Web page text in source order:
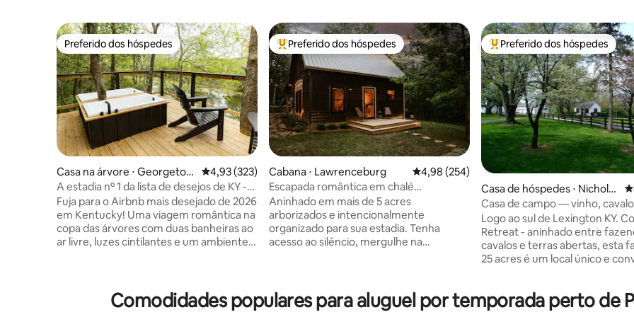
Preferido dos hóspedes
Preferido dos hóspedes
Casa na árvore ⋅ Georgetow
n
4,93 de uma avaliação média de 5, 323 avaliações
4,93 (323)
A estadia nº 1 da lista de desejos de KY -
Casa na árvore e banheiras ao ar livre
Fuja para o Airbnb mais desejado de 2026
em Kentucky! Uma viagem romântica na
copa das árvores com duas banheiras ao
ar livre, luzes cintilantes e um ambiente
oferece vistas deslumbrantes do pôr do
sol. O destaque é, sem dúvida, as
Entre os melhores preferidos dos hóspedes
Preferido dos hóspedes
Cabana ⋅ Lawrenceburg 4,98 de uma avaliação média de 5, 254
4,98 (254)
Escapada romântica em chalé
aconchegante com lareira externa e
banheira de hidromassagem
Aninhado em mais de 5 acres
arborizados e intencionalmente
organizado para sua estadia. Tenha
acesso ao silêncio, mergulhe na
caminhada no local, espaço de trabalho
do artista, fogão a lenha, varanda
Entre os melhores preferidos
Preferido dos hóspedes
Casa de hóspedes ⋅ Nicholas
ville
Casa de campo — vinho,
conveniente
Logo ao sul de Lexington KY. Cottage
Retreat - aninhado entre
cavalos e terras abertas, esta
25 acres é um local único e
Bluegrass, 10,8 milhas da Rupp
milhas de Keeneland - você
Comodidades populares para aluguel por temporada perto de